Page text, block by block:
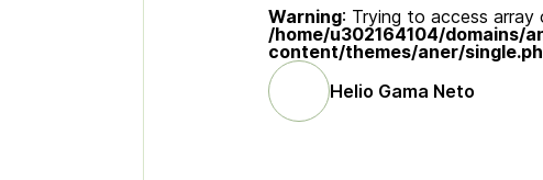
Warning: Trying to access
/home/u302164104/domains/
content/themes/aner/
Helio Gama Neto